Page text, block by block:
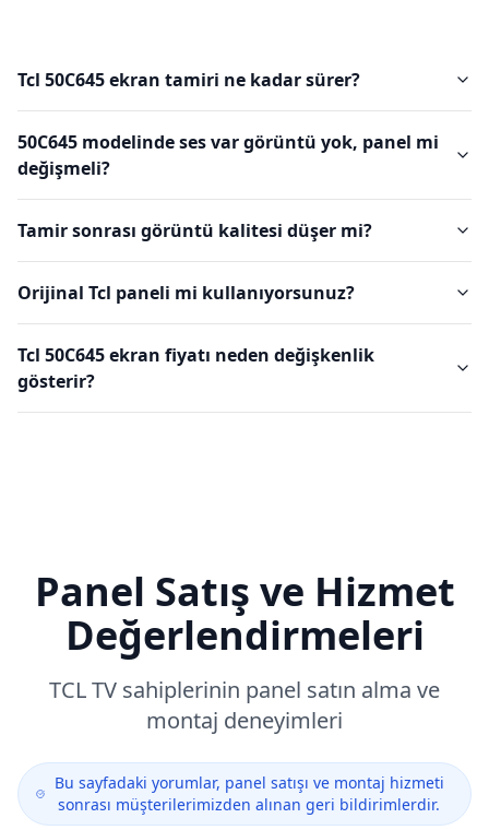
Tcl 50C645 ekran tamiri ne kadar sürer?
50C645 modelinde ses var görüntü yok, panel mi
değişmeli?
Tamir sonrası görüntü kalitesi düşer mi?
Orijinal Tcl paneli mi kullanıyorsunuz?
Tcl 50C645 ekran fiyatı neden değişkenlik
gösterir?
Panel Satış ve Hizmet
Değerlendirmeleri
TCLTV sahiplerinin panel satın alma ve
montaj deneyimleri
Bu sayfadaki yorumlar, panel satışı ve montaj hizmeti
sonrası müşterilerimizden alınan geri bildirimlerdir.